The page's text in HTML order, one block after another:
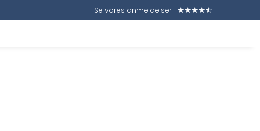
Se vores anmeldelser ☆☆☆☆☆